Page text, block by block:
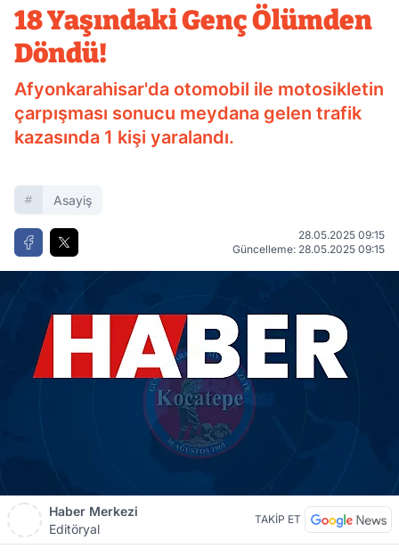
18 Yaşındaki Genç Ölümden
Döndü!
Afyonkarahisar'da otomobil ile motosikletin
çarpışması sonucu meydana gelen trafik
kazasında 1 kişi yaralandı.
Asayiş
28.05.2025 09:15
Güncelleme: 28.05.2025 09:15
Haber Merkezi
Editöryal
TAKİP ET